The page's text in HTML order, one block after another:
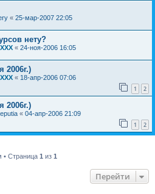
« 25-мар-2007 22:05
нету?
« 24-ноя-2006 16:05
2006г.)
« 18-апр-2006 07:06
1 2
2006г.)
« 04-апр-2006 21:09
1 2
• Страница 1 из 1
Перейти